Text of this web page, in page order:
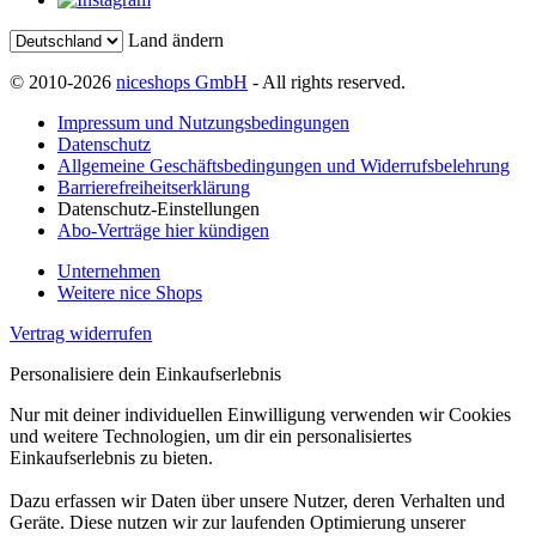
Land ändern
© 2010-2026 niceshops GmbH - All rights reserved.
Impressum und Nutzungsbedingungen
Datenschutz
Allgemeine Geschäftsbedingungen und Widerrufsbelehrung
Barrierefreiheitserklärung
Datenschutz-Einstellungen
Abo-Verträge hier kündigen
Unternehmen
Weitere nice Shops
Vertrag widerrufen
Personalisiere dein Einkaufserlebnis
Nur mit deiner individuellen Einwilligung verwenden wir Cookies
und weitere Technologien, um dir ein personalisiertes
Einkaufserlebnis zu bieten.
Dazu erfassen wir Daten über unsere Nutzer, deren Verhalten und
Geräte. Diese nutzen wir zur laufenden Optimierung unserer